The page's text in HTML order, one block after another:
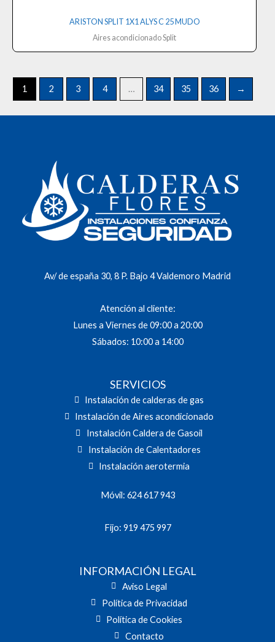
ARISTON SPLIT 1X1 ALYS C 25 MUDO
Aires acondicionado Split
1 2 3 4 … 34 35 36 →
Av/ de españa 30, 8 P. Bajo 4 Valdemoro Madrid
Atención al cliente:
Lunes a Viernes de 09:00 a 20:00
Sábados: 10:00 a 14:00
SERVICIOS
Instalación de calderas de gas
Instalación de Aires acondicionado
Instalación Caldera de Gasoil
Instalación de Calentadores
Instalación aerotermia
Móvil: 624 617 943
Fijo: 919 475 997
INFORMACIÓN LEGAL
Aviso Legal
Política de Privacidad
Política de Cookies
Contacto